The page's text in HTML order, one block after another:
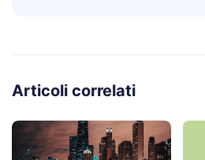
Articoli correlati